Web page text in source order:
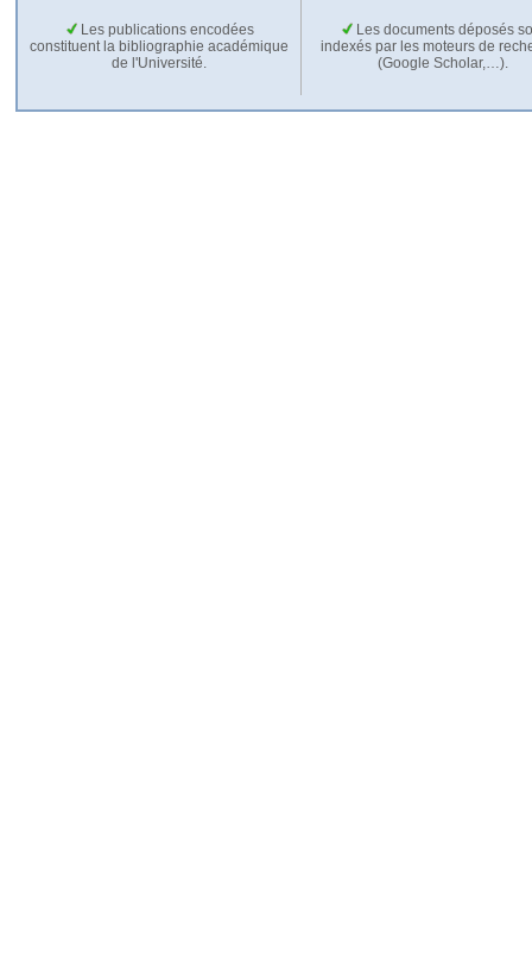
Les publications encodées
constituent la bibliographie académique
de l'Université.
Les documents déposés
indexés par les moteurs de
(Google Scholar,…).